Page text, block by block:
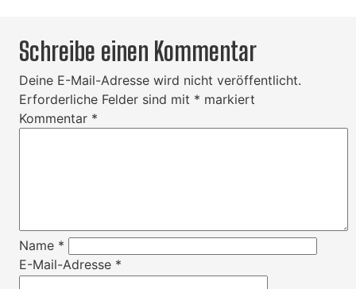
Schreibe einen Kommentar
Deine E-Mail-Adresse wird nicht veröffentlicht.
Erforderliche Felder sind mit * markiert
Kommentar *
Name *
E-Mail-Adresse *